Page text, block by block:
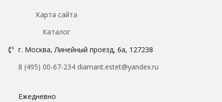
Карта сайта
Каталог
г. Москва, Линейный проезд, 6а, 127238
8 (495) 00-67-234 diamant.estet@yandex.ru
Ежедневно